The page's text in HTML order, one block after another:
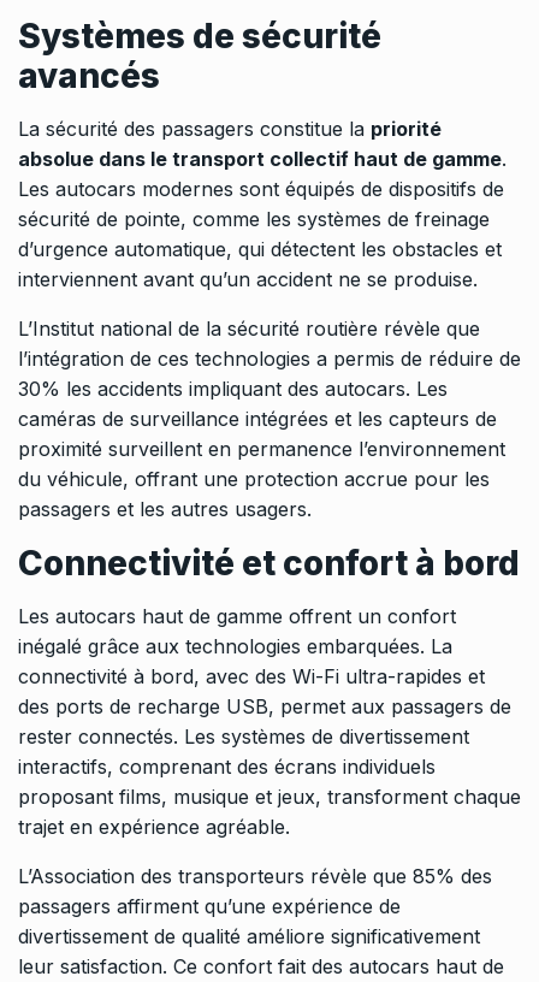
Systèmes de sécurité
avancés
La sécurité des passagers constitue la priorité
absolue dans le transport collectif haut de gamme.
Les autocars modernes sont équipés de dispositifs de
sécurité de pointe, comme les systèmes de freinage
d’urgence automatique, qui détectent les obstacles et
interviennent avant qu’un accident ne se produise.
L’Institut national de la sécurité routière révèle que
l’intégration de ces technologies a permis de réduire de
30% les accidents impliquant des autocars. Les
caméras de surveillance intégrées et les capteurs de
proximité surveillent en permanence l’environnement
du véhicule, offrant une protection accrue pour les
passagers et les autres usagers.
Connectivité et confort à bord
Les autocars haut de gamme offrent un confort
inégalé grâce aux technologies embarquées. La
connectivité à bord, avec des Wi-Fi ultra-rapides et
des ports de recharge USB, permet aux passagers de
rester connectés. Les systèmes de divertissement
interactifs, comprenant des écrans individuels
proposant films, musique et jeux, transforment chaque
trajet en expérience agréable.
L’Association des transporteurs révèle que 85% des
passagers affirment qu’une expérience de
divertissement de qualité améliore significativement
leur satisfaction. Ce confort fait des autocars haut de